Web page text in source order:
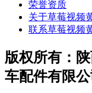
荣誉资质
关于草莓视频
联系草莓视频
版权所有
车配件有限公